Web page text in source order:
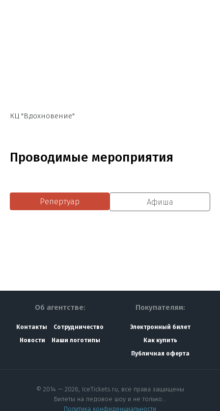
КЦ "Вдохновение"
Проводимые мероприятия
Репертуар Афиша
Об агентстве:
Контакты
Сотрудничество
Новости
Наши логотипы
Покупателям:
Электронный билет
Как купить
Публичная оферта
© 2014 — 2026, IceTickets.ru, все права защищены
Билеты на ледовое шоу и не только…
Политика конфиденциальности